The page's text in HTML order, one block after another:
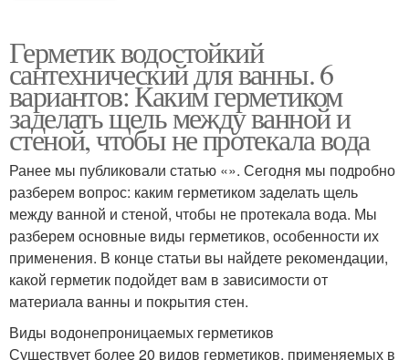
Герметик водостойкий
сантехнический для ванны. 6
вариантов: Каким герметиком
заделать щель между ванной и
стеной, чтобы не протекала вода
Ранее мы публиковали статью «». Сегодня мы подробно
разберем вопрос: каким герметиком заделать щель
между ванной и стеной, чтобы не протекала вода. Мы
разберем основные виды герметиков, особенности их
применения. В конце статьи вы найдете рекомендации,
какой герметик подойдет вам в зависимости от
материала ванны и покрытия стен.
Виды водонепроницаемых герметиков
Существует более 20 видов герметиков, применяемых в